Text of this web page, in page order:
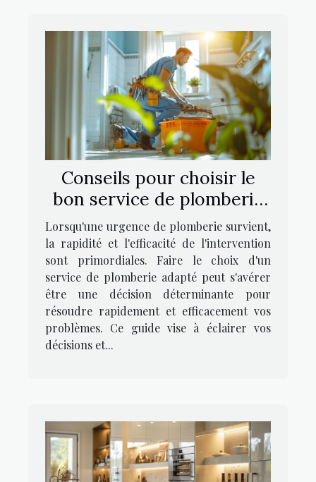
Conseils pour choisir le
bon service de plomberie
en cas d'urgence
Lorsqu'une urgence de plomberie survient,
la rapidité et l'efficacité de l'intervention
sont primordiales. Faire le choix d'un
service de plomberie adapté peut s'avérer
être une décision déterminante pour
résoudre rapidement et efficacement vos
problèmes. Ce guide vise à éclairer vos
décisions et...